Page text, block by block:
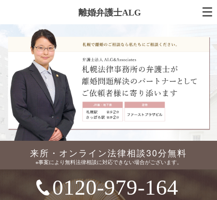
離婚弁護士ALG
来所・オンライン法律相談30分無料
※事案により無料法律相談に対応できない場合がございます。
0120-979-164